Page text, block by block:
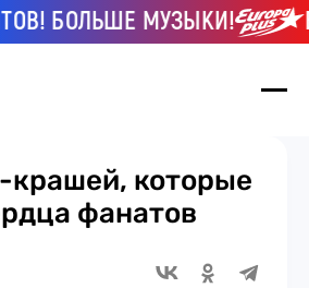
БОЛЬШЕ МУЗЫКИ!
крашей, которые
фанатов